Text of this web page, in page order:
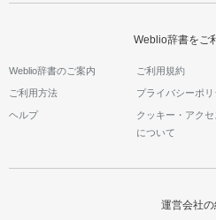
Weblio辞書をご
Weblio辞書のご案内 ご利用規約
ご利用方法 プライバシーポリ
ヘルプ
クッキー・アクセ
について
運営会社